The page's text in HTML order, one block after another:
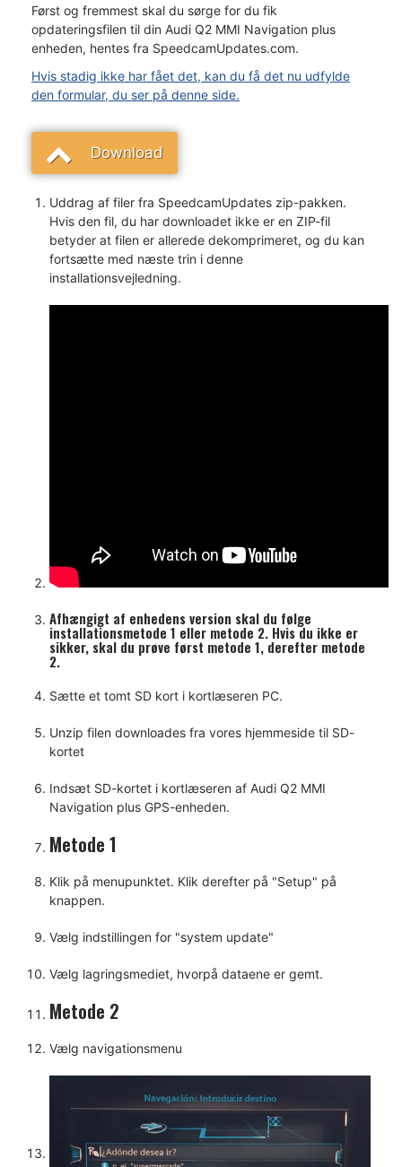
Først og fremmest skal du sørge for du fik
opdateringsfilen til din Audi Q2 MMI Navigation plus
enheden, hentes fra SpeedcamUpdates.com.
Hvis stadig ikke har fået det, kan du få det nu udfylde
den formular, du ser på denne side.
Download
Uddrag af filer fra SpeedcamUpdates zip-pakken.
Hvis den fil, du har downloadet ikke er en ZIP-fil
betyder at filen er allerede dekomprimeret, og du kan
fortsætte med næste trin i denne
installationsvejledning.
Afhængigt af enhedens version skal du følge
installationsmetode 1 eller metode 2. Hvis du ikke er
sikker, skal du prøve først metode 1, derefter metode
2.
Sætte et tomt SD kort i kortlæseren PC.
Unzip filen downloades fra vores hjemmeside til SD-
kortet
Indsæt SD-kortet i kortlæseren af Audi Q2 MMI
Navigation plus GPS-enheden.
Metode 1
Klik på menupunktet. Klik derefter på "Setup" på
knappen.
Vælg indstillingen for "system update"
Vælg lagringsmediet, hvorpå dataene er gemt.
Metode 2
Vælg navigationsmenu